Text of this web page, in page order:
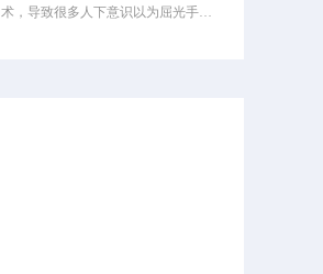
术，导致很多人下意识以为屈光手术